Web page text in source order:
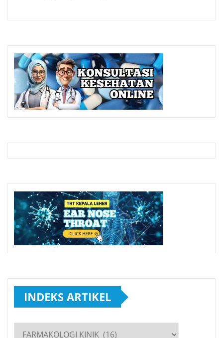
INDEKS ARTIKEL